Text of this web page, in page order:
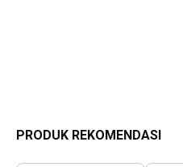
PRODUK REKOMENDASI